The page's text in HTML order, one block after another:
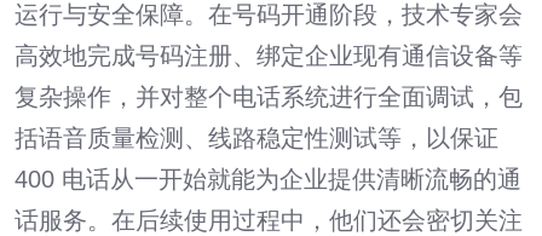
运行与安全保障。在号码开通阶段，技术专家会
高效地完成号码注册、绑定企业现有通信设备等
复杂操作，并对整个电话系统进行全面调试，包
括语音质量检测、线路稳定性测试等，以保证
400 电话从一开始就能为企业提供清晰流畅的通
话服务。在后续使用过程中，他们还会密切关注